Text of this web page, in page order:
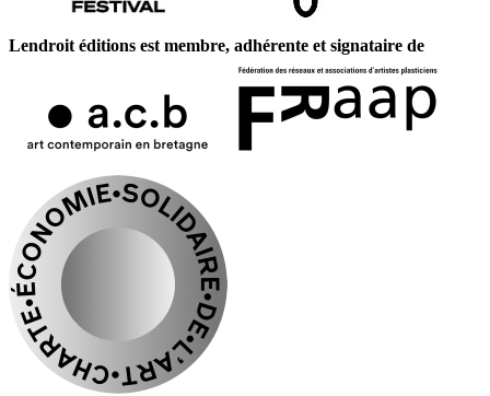
Lendroit éditions est membre, adhérente et signataire de